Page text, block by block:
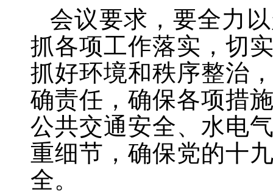
会议要求，要全力
抓各项工作落实，切
抓好环境和秩序整治
确责任，确保各项措
公共交通安全、水电
重细节，确保党的十
全。